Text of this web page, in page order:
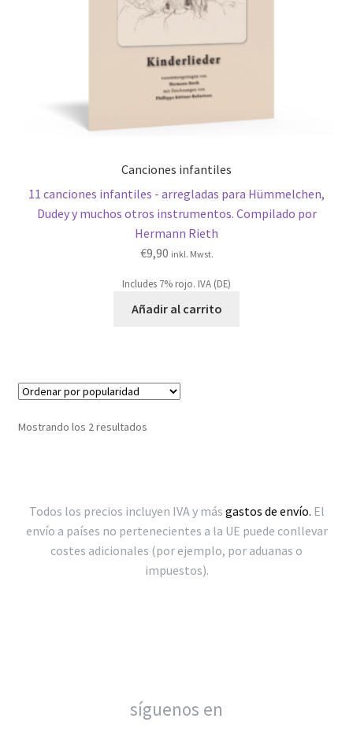
Canciones infantiles
11 canciones infantiles - arregladas para Hümmelchen,
Dudey y muchos otros instrumentos. Compilado por
Hermann Rieth
€9,90 inkl. Mwst.
Includes 7% rojo. IVA (DE)
Añadir al carrito
Mostrando los 2 resultadosOrdenado
Todos los precios incluyen IVA y más gastos de envío. El
envío a países no pertenecientes a la UE puede conllevar
costes adicionales (por ejemplo, por aduanas o
impuestos).
síguenos en